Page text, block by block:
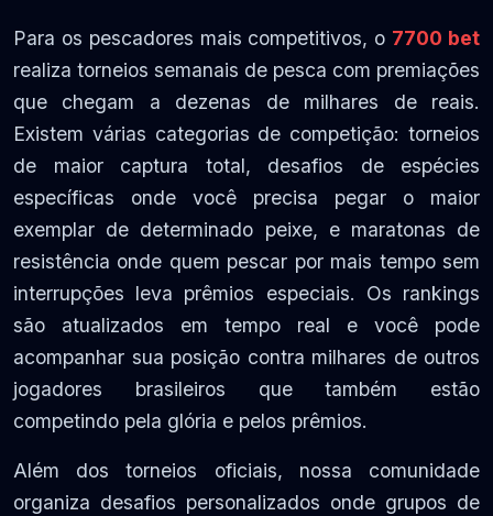
Para os pescadores mais competitivos, o 7700 bet
realiza torneios semanais de pesca com premiações
que chegam a dezenas de milhares de reais.
Existem várias categorias de competição: torneios
de maior captura total, desafios de espécies
específicas onde você precisa pegar o maior
exemplar de determinado peixe, e maratonas de
resistência onde quem pescar por mais tempo sem
interrupções leva prêmios especiais. Os rankings
são atualizados em tempo real e você pode
acompanhar sua posição contra milhares de outros
jogadores brasileiros que também estão
competindo pela glória e pelos prêmios.
Além dos torneios oficiais, nossa comunidade
organiza desafios personalizados onde grupos de